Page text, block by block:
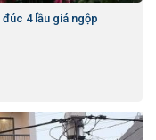
4 lầu giá ngộp